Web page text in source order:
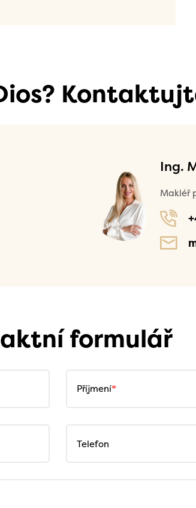
Ing.
Makléř
formulář
Příjmení
Telefon